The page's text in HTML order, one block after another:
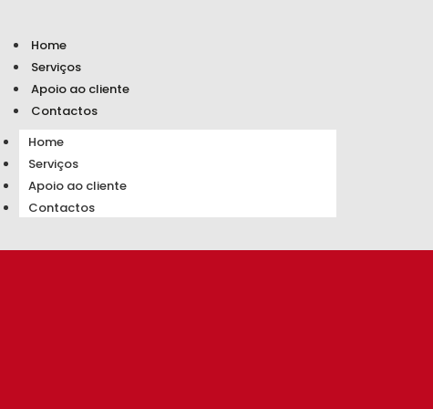
Home
Serviços
Apoio ao cliente
Contactos
Home
Serviços
Apoio ao cliente
Contactos